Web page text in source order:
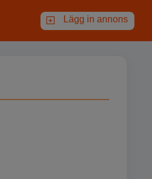
Lägg in annons